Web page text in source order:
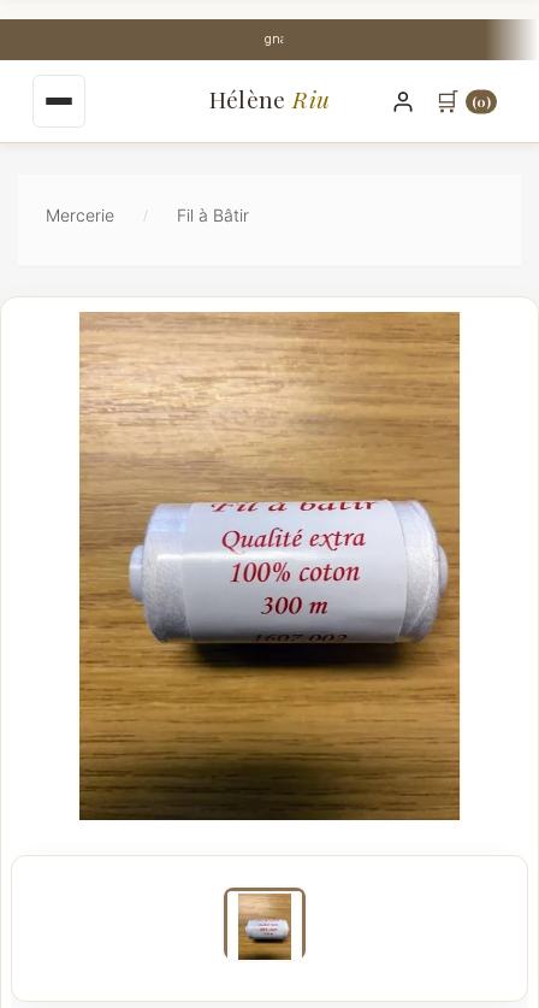
principal
Stock Perpignan centre-ville
🛒 (0)
Hélène Riu
Mercerie Fil à Bâtir